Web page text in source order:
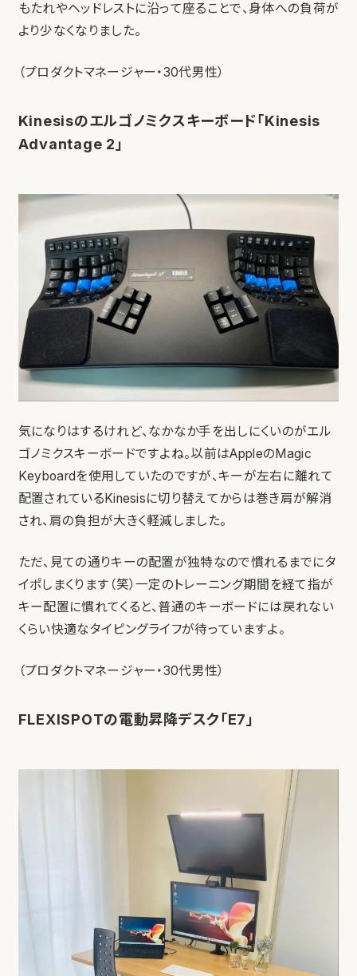
もたれやヘッドレストに沿って座ることで、身体への負荷が
より少なくなりました。
（プロダクトマネージャー・30代男性）
Kinesisのエルゴノミクスキーボード「Kinesis
Advantage 2」
気になりはするけれど、なかなか手を出しにくいのがエル
ゴノミクスキーボードですよね。以前はAppleのMagic
Keyboardを使用していたのですが、キーが左右に離れて
配置されているKinesisに切り替えてからは巻き肩が解消
され、肩の負担が大きく軽減しました。
ただ、見ての通りキーの配置が独特なので慣れるまでにタ
イポしまくります（笑）一定のトレーニング期間を経て指が
キー配置に慣れてくると、普通のキーボードには戻れない
くらい快適なタイピングライフが待っていますよ。
（プロダクトマネージャー・30代男性）
FLEXISPOTの電動昇降デスク「E7」